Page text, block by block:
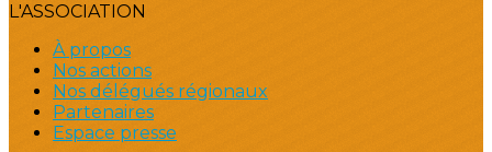
L'ASSOCIATION
À propos
Nos actions
Nos délégués régionaux
Partenaires
Espace presse